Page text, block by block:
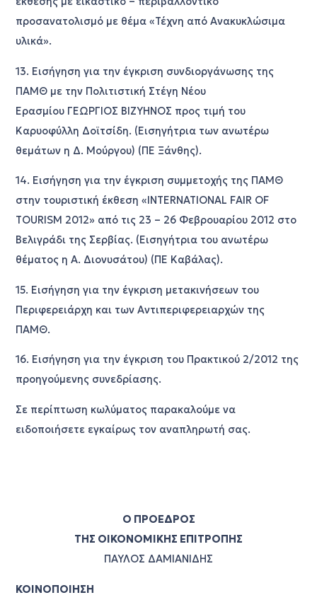
προσανατολισμό με θέμα «Τέχνη από Ανακυκλώσιμα
υλικά».
13. Εισήγηση για την έγκριση συνδιοργάνωσης της
ΠΑΜΘ με την Πολιτιστική Στέγη Νέου
Ερασμίου ΓΕΩΡΓΙΟΣ ΒΙΖΥΗΝΟΣ προς τιμή του
Καρυοφύλλη Δοϊτσίδη. (Εισηγήτρια των ανωτέρω
θεμάτων η Δ. Μούργου) (ΠΕ Ξάνθης).
14. Εισήγηση για την έγκριση συμμετοχής της ΠΑΜΘ
στην τουριστική έκθεση «INTERNATIONAL FAIR OF
TOURISM 2012» από τις 23 – 26 Φεβρουαρίου 2012 στο
Βελιγράδι της Σερβίας. (Εισηγήτρια του ανωτέρω
θέματος η Α. Διονυσάτου) (ΠΕ Καβάλας).
15. Εισήγηση για την έγκριση μετακινήσεων του
Περιφερειάρχη και των Αντιπεριφερειαρχών της
ΠΑΜΘ.
16. Εισήγηση για την έγκριση του Πρακτικού 2/2012 της
προηγούμενης συνεδρίασης.
Σε περίπτωση κωλύματος παρακαλούμε να
ειδοποιήσετε εγκαίρως τον αναπληρωτή σας.
Ο ΠΡΟΕΔΡΟΣ
ΤΗΣ ΟΙΚΟΝΟΜΙΚΗΣ ΕΠΙΤΡΟΠΗΣ
ΠΑΥΛΟΣ ΔΑΜΙΑΝΙΔΗΣ
ΚΟΙΝΟΠΟΙΗΣΗ